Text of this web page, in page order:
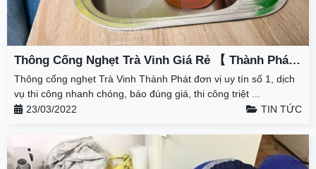
Thông Cống Nghẹt Trà Vinh Giá Rẻ 【 Thành Phát
】 – Giảm 50% – BH 3 Năm
Thông cống nghẹt Trà Vinh Thành Phát đơn vị uy tín số 1, dịch
vụ thi công nhanh chóng, báo đúng giá, thi công triệt ...
23/03/2022
TIN TỨC